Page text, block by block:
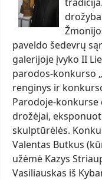
drožyba
paveldo šedevrų
galerijoje įvyko II
parodos-konkurso
renginys ir
Parodoje-konkurse
drožėjai,
skulptūrėlės.
Valentas Butkus
užėmė Kazys
Vasiliauskas iš